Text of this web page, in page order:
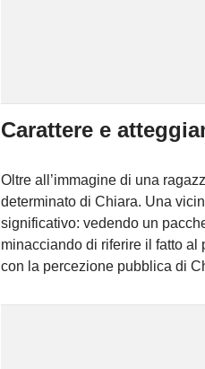
Carattere e
Oltre all’immagine di una
determinato di Chiara. Una
significativo: vedendo un
minacciando di riferire il fatto al
con la percezione pubblica di